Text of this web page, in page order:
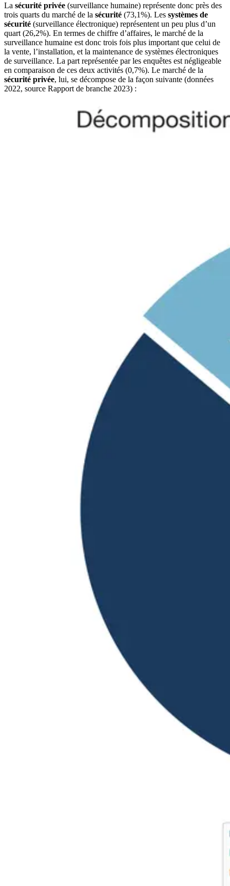
La sécurité privée (surveillance humaine) représente donc près des
trois quarts du marché de la sécurité (73,1%). Les systèmes de
sécurité (surveillance électronique) représentent un peu plus d’un
quart (26,2%). En termes de chiffre d’affaires, le marché de la
surveillance humaine est donc trois fois plus important que celui de
la vente, l’installation, et la maintenance de systèmes électroniques
de surveillance. La part représentée par les enquêtes est négligeable
en comparaison de ces deux activités (0,7%). Le marché de la
sécurité privée, lui, se décompose de la façon suivante (données
2022, source Rapport de branche 2023) :